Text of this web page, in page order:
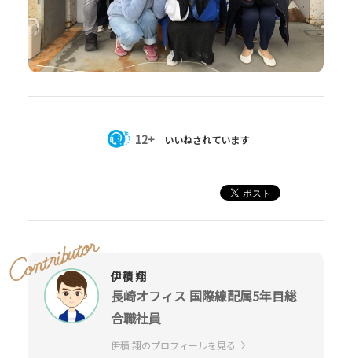
12+ いいねされています
伊積 翔
長崎オフィス 国際線配属5年目総
合職社員
伊積 翔のプロフィールを見る